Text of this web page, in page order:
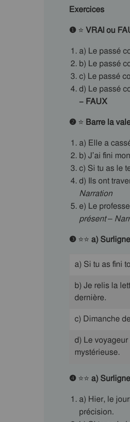
Exercices
❶ ⭐ VRAI ou
a) Le passé
b) Le passé
c) Le passé
d) Le passé
– FAUX
❷ ⭐ Barre la
a) Elle a
b) J’ai fini
c) Si tu as le
d) Ils ont
Narration
e) Le
présent –
❸ ⭐⭐ a)
a) Si tu as fini
b) Je relis la
dernière.
c) Dimanche
d) Le
mystérieuse.
❹ ⭐⭐ a)
a) Hier, le
précision.